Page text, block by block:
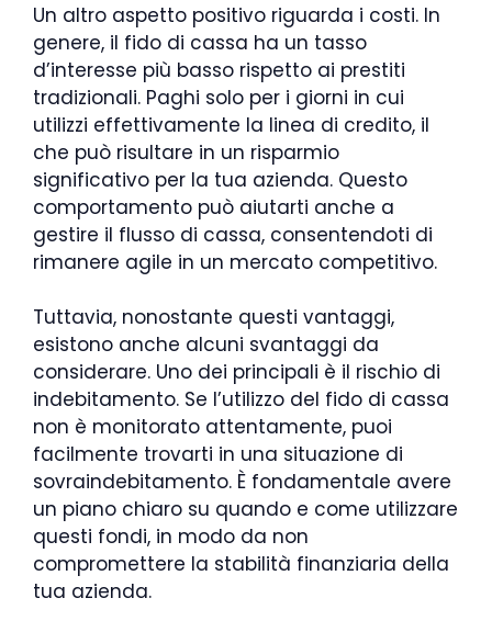
Un altro aspetto positivo riguarda i costi. In
genere, il fido di cassa ha un tasso
d’interesse più basso rispetto ai prestiti
tradizionali. Paghi solo per i giorni in cui
utilizzi effettivamente la linea di credito, il
che può risultare in un risparmio
significativo per la tua azienda. Questo
comportamento può aiutarti anche a
gestire il flusso di cassa, consentendoti di
rimanere agile in un mercato competitivo.
Tuttavia, nonostante questi vantaggi,
esistono anche alcuni svantaggi da
considerare. Uno dei principali è il rischio di
indebitamento. Se l’utilizzo del fido di cassa
non è monitorato attentamente, puoi
facilmente trovarti in una situazione di
sovraindebitamento. È fondamentale avere
un piano chiaro su quando e come utilizzare
questi fondi, in modo da non
compromettere la stabilità finanziaria della
tua azienda.